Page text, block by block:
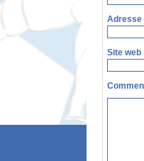
Adresse
Site web